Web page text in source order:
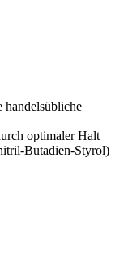
handelsübliche
optimaler Halt
Butadien-Styrol)